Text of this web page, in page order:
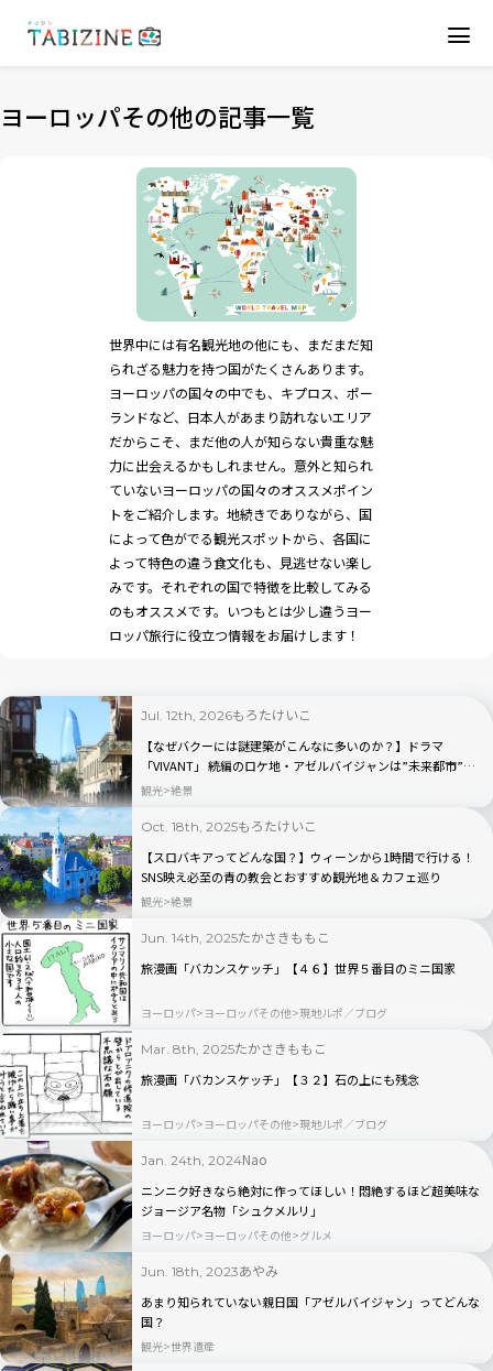
ヨーロッパその他の記事一覧
世界中には有名観光地の他にも、まだまだ知
られざる魅力を持つ国がたくさんあります。
ヨーロッパの国々の中でも、キプロス、ポー
ランドなど、日本人があまり訪れないエリア
だからこそ、まだ他の人が知らない貴重な魅
力に出会えるかもしれません。意外と知られ
ていないヨーロッパの国々のオススメポイン
トをご紹介します。地続きでありながら、国
によって色がでる観光スポットから、各国に
よって特色の違う食文化も、見逃せない楽し
みです。それぞれの国で特徴を比較してみる
のもオススメです。いつもとは少し違うヨー
ロッパ旅行に役立つ情報をお届けします！
Jul. 12th, 2026もろたけいこ
【なぜバクーには謎建築がこんなに多いのか？】ドラマ
「VIVANT」 続編のロケ地・アゼルバイジャンは”未来都市”だ
った！
観光 絶景
Oct. 18th, 2025もろたけいこ
【スロバキアってどんな国？】ウィーンから1時間で行ける！
SNS映え必至の青の教会とおすすめ観光地＆カフェ巡り
観光 絶景
Jun. 14th, 2025たかさきももこ
旅漫画「バカンスケッチ」【４６】世界５番目のミニ国家
ヨーロッパ ヨーロッパその他 現地ルポ／ブログ
Mar. 8th, 2025たかさきももこ
旅漫画「バカンスケッチ」【３２】石の上にも残念
ヨーロッパ ヨーロッパその他 現地ルポ／ブログ
Jan. 24th, 2024Nao
ニンニク好きなら絶対に作ってほしい！悶絶するほど超美味な
ジョージア名物「シュクメルリ」
ヨーロッパ ヨーロッパその他 グルメ
Jun. 18th, 2023あやみ
あまり知られていない親日国「アゼルバイジャン」ってどんな
国？
観光 世界遺産